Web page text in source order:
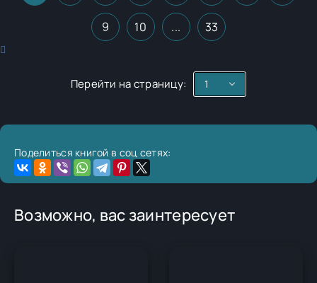
9 10 ... 33
Перейти на страницу:
Поделиться книгой в соц сетях:
Возможно, вас заинтересует